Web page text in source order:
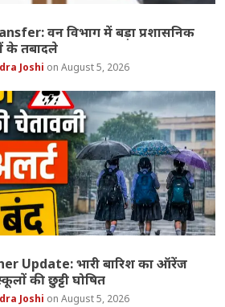
वन विभाग में बड़ा प्रशासनिक
के तबादले
Joshi August 5, 2026
Update: भारी बारिश का ऑरेंज
की छुट्टी घोषित
Joshi August 5, 2026